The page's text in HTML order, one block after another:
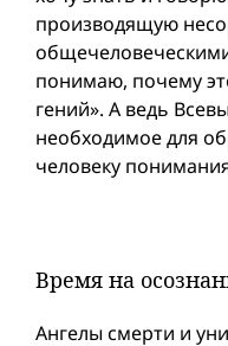
производящую
понимаю, почему
гений». А ведь
необходимое для
человеку
Время на
Ангелы смерти и